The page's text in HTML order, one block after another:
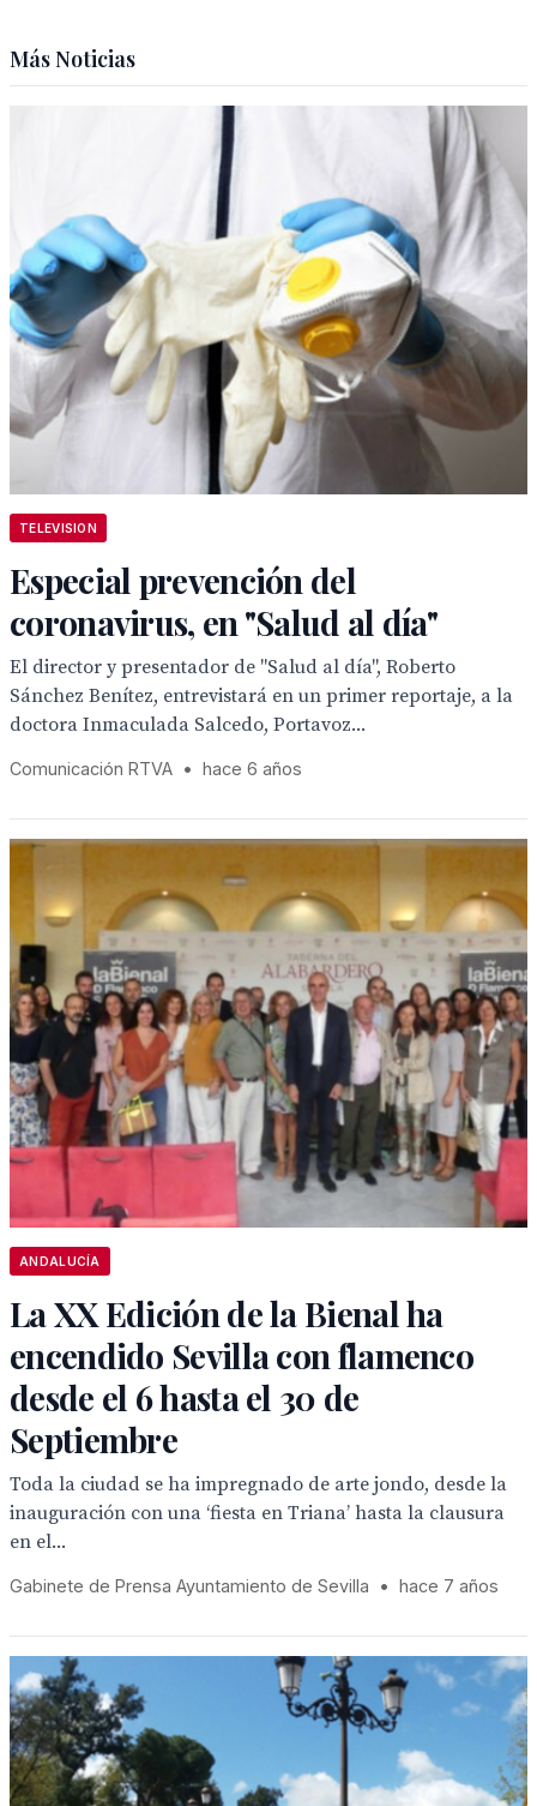
Más Noticias
TELEVISION
Especial prevención del
coronavirus, en "Salud al día"
El director y presentador de "Salud al día", Roberto
Sánchez Benítez, entrevistará en un primer reportaje, a la
doctora Inmaculada Salcedo, Portavoz...
Comunicación RTVA • hace 6 años
ANDALUCÍA
La XX Edición de la Bienal ha
encendido Sevilla con flamenco
desde el 6 hasta el 30 de
Septiembre
Toda la ciudad se ha impregnado de arte jondo, desde la
inauguración con una ‘fiesta en Triana’ hasta la clausura
en el...
Gabinete de Prensa Ayuntamiento de Sevilla • hace 7 años